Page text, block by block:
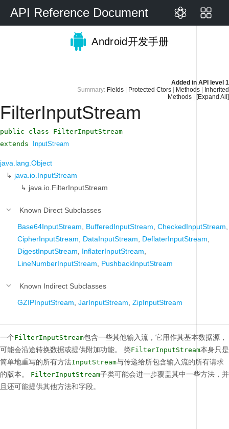
API Reference Document
Android开发手册
Added in API level 1
Summary: Fields Protected Ctors Methods
Inherited
Methods
[Expand All]
FilterInputStream
public class FilterInputStream
extends
InputStream
java.lang.Object
↳ java.io.InputStream
↳ java.io.FilterInputStream
Known Direct Subclasses
Base64InputStream BufferedInputStream CheckedInputStream
CipherInputStream
DataInputStream DeflaterInputStream
DigestInputStream
InflaterInputStream
LineNumberInputStream
PushbackInputStream
Known Indirect Subclasses
GZIPInputStream JarInputStream ZipInputStream
一个FilterInputStream包含一些其他输入流，它用作其基本数据源，
可能会沿途转换数据或提供附加功能。
类FilterInputStream本身只是
简单地重写的所有方法InputStream与传递给所包含输入流的所有请求
的版本。
FilterInputStream子类可能会进一步覆盖其中一些方法，并
且还可能提供其他方法和字段。